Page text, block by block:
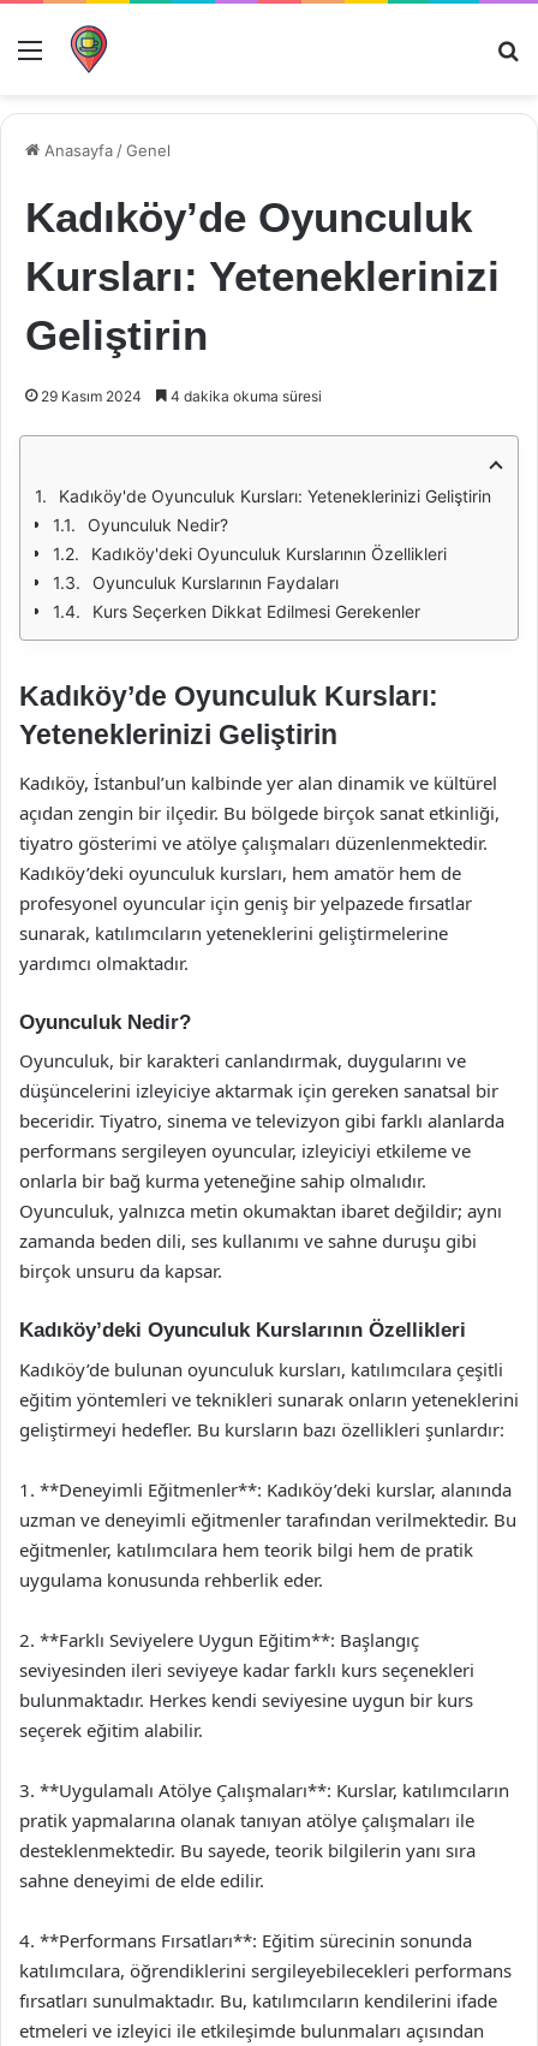
Menü
Anasayfa /Genel
Kadıköy’de Oyunculuk
Kursları: Yeteneklerinizi
Geliştirin
29 Kasım 2024 4 dakika okuma süresi
Kadıköy'de Oyunculuk Kursları: Yeteneklerinizi Geliştirin
Oyunculuk Nedir?
Kadıköy'deki Oyunculuk Kurslarının Özellikleri
Oyunculuk Kurslarının Faydaları
Kurs Seçerken Dikkat Edilmesi Gerekenler
Kadıköy’de Oyunculuk Kursları:
Yeteneklerinizi Geliştirin
Kadıköy, İstanbul’un kalbinde yer alan dinamik ve kültürel
açıdan zengin bir ilçedir. Bu bölgede birçok sanat etkinliği,
tiyatro gösterimi ve atölye çalışmaları düzenlenmektedir.
Kadıköy’deki oyunculuk kursları, hem amatör hem de
profesyonel oyuncular için geniş bir yelpazede fırsatlar
sunarak, katılımcıların yeteneklerini geliştirmelerine
yardımcı olmaktadır.
Oyunculuk Nedir?
Oyunculuk, bir karakteri canlandırmak, duygularını ve
düşüncelerini izleyiciye aktarmak için gereken sanatsal bir
beceridir. Tiyatro, sinema ve televizyon gibi farklı alanlarda
performans sergileyen oyuncular, izleyiciyi etkileme ve
onlarla bir bağ kurma yeteneğine sahip olmalıdır.
Oyunculuk, yalnızca metin okumaktan ibaret değildir; aynı
zamanda beden dili, ses kullanımı ve sahne duruşu gibi
birçok unsuru da kapsar.
Kadıköy’deki Oyunculuk Kurslarının Özellikleri
Kadıköy’de bulunan oyunculuk kursları, katılımcılara çeşitli
eğitim yöntemleri ve teknikleri sunarak onların yeteneklerini
geliştirmeyi hedefler. Bu kursların bazı özellikleri şunlardır:
1. **Deneyimli Eğitmenler**: Kadıköy’deki kurslar, alanında
uzman ve deneyimli eğitmenler tarafından verilmektedir. Bu
eğitmenler, katılımcılara hem teorik bilgi hem de pratik
uygulama konusunda rehberlik eder.
2. **Farklı Seviyelere Uygun Eğitim**: Başlangıç
seviyesinden ileri seviyeye kadar farklı kurs seçenekleri
bulunmaktadır. Herkes kendi seviyesine uygun bir kurs
seçerek eğitim alabilir.
3. **Uygulamalı Atölye Çalışmaları**: Kurslar, katılımcıların
pratik yapmalarına olanak tanıyan atölye çalışmaları ile
desteklenmektedir. Bu sayede, teorik bilgilerin yanı sıra
sahne deneyimi de elde edilir.
4. **Performans Fırsatları**: Eğitim sürecinin sonunda
katılımcılara, öğrendiklerini sergileyebilecekleri performans
fırsatları sunulmaktadır. Bu, katılımcıların kendilerini ifade
etmeleri ve izleyici ile etkileşimde bulunmaları açısından